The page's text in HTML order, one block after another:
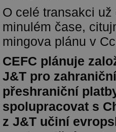
O celé transakci
minulém čase,
mingova plánu v
CEFC plánuje
J&T pro
přeshraniční
spolupracovat s
z J&T učiní